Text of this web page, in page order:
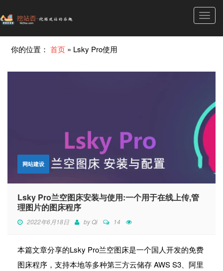
你的位置：首页 » Lsky Pro使用
网站建设
Lsky Pro兰空图床安装与使用:一个用于在线上传,管
理图片的图床程序
2022年6月18日 byQi 14
本篇文章分享的Lsky Pro兰空图床是一个国人开发的免费
图床程序，支持本地等多种第三方云储存 AWS S3、阿里